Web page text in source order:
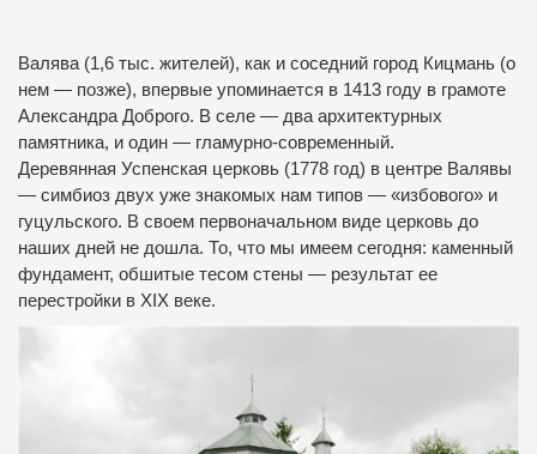
Валява (1,6 тыс. жителей), как и соседний город Кицмань (о
нем — позже), впервые упоминается в 1413 году в грамоте
Александра Доброго. В селе — два архитектурных
памятника, и один — гламурно-современный.
Деревянная Успенская церковь (1778 год) в центре Валявы
— симбиоз двух уже знакомых нам типов — «избового» и
гуцульского. В своем первоначальном виде церковь до
наших дней не дошла. То, что мы имеем сегодня: каменный
фундамент, обшитые тесом стены — результат ее
перестройки в XIX веке.